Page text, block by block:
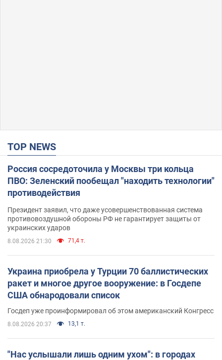
TOP NEWS
Россия сосредоточила у Москвы три кольца
ПВО: Зеленский пообещал "находить технологии"
противодействия
Президент заявил, что даже усовершенствованная система
противовоздушной обороны РФ не гарантирует защиты от
украинских ударов
8.08.2026 21:30 71,4 т.
Украина приобрела у Турции 70 баллистических
ракет и многое другое вооружение: в Госдепе
США обнародовали список
Госдеп уже проинформировал об этом американский Конгресс
8.08.2026 20:37 13,1 т.
"Нас услышали лишь одним ухом": в городах